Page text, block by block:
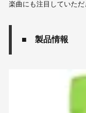
楽曲にも注目していただ
■ 製品情報